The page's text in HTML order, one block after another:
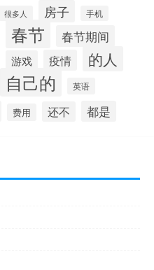
很多人 房子 手机
春节 春节期间
游戏 疫情 的人
自己的 英语
费用 还不 都是